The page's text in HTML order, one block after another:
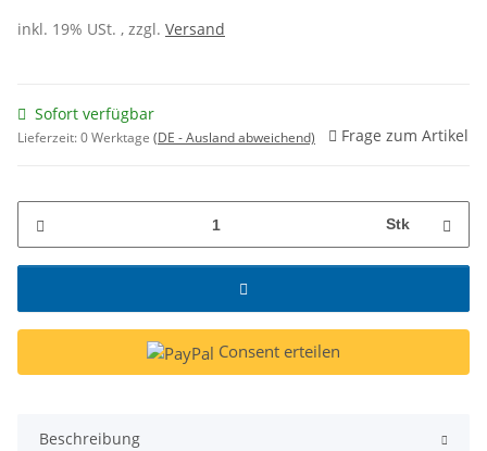
inkl. 19% USt. , zzgl. Versand
Sofort verfügbar
Lieferzeit:0 Werktage (DE - Ausland abweichend) Frage zum Artikel
Stk
Consent erteilen
Beschreibung